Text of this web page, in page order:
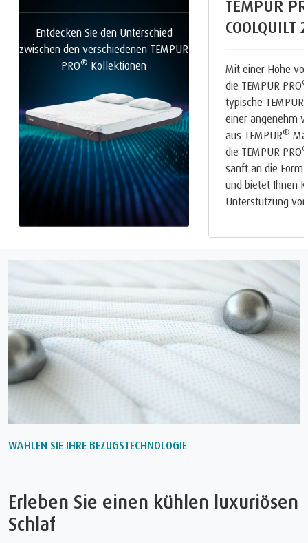
Entdecken Sie den Unterschied
zwischen den verschiedenen TEMPUR
PRO® Kollektionen
TEMPUR
COOLQUILT
Mit einer Höhe
die TEMPUR PRO
typische TEMPUR
einer angenehm
aus TEMPUR®
die TEMPUR PRO
sanft an die Form
und bietet Ihnen
Unterstützung
WÄHLEN SIE IHRE BEZUGSTECHNOLOGIE
Erleben Sie einen kühlen luxuriösen
Schlaf